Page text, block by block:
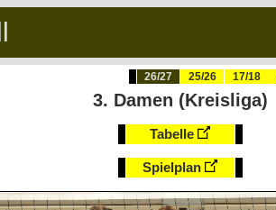
17/18
25/26
26/27
3. Damen (Kreisliga)
Tabelle
Spielplan